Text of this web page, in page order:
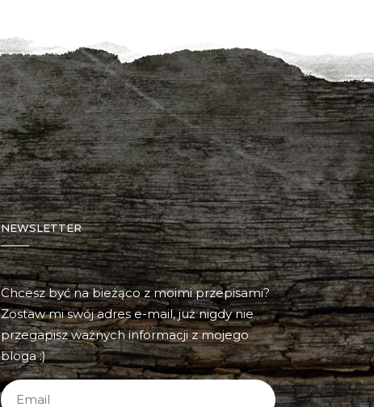
NEWSLETTER
Chcesz być na bieżąco z moimi przepisami?
Zostaw mi swój adres e-mail, już nigdy nie
przegapisz ważnych informacji z mojego
bloga :)